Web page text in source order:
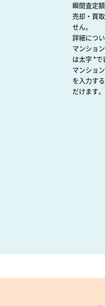
瞬間査定
売却・買
せん。
詳細につ
マンショ
は太字 *で
マンショ
を入力す
だけます。